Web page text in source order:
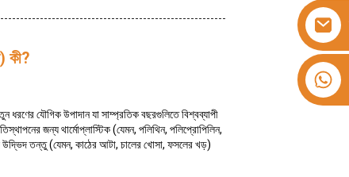
কী?
যৌগিক উপাদান যা সাম্প্রতিক বছরগুলিতে বিশ্বব্যাপী
জন্য থার্মোপ্লাস্টিক (যেমন, পলিথিন, পলিপ্রোপিলিন,
তন্তু (যেমন, কাঠের আটা, চালের খোসা, ফসলের খড়)